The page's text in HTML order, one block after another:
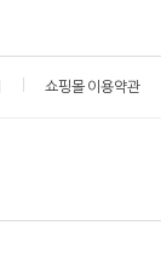
쇼핑몰 이용약관